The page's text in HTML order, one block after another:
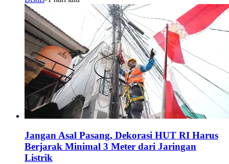
Jangan Asal Pasang, Dekorasi HUT RI Harus
Berjarak Minimal 3 Meter dari Jaringan
Listrik